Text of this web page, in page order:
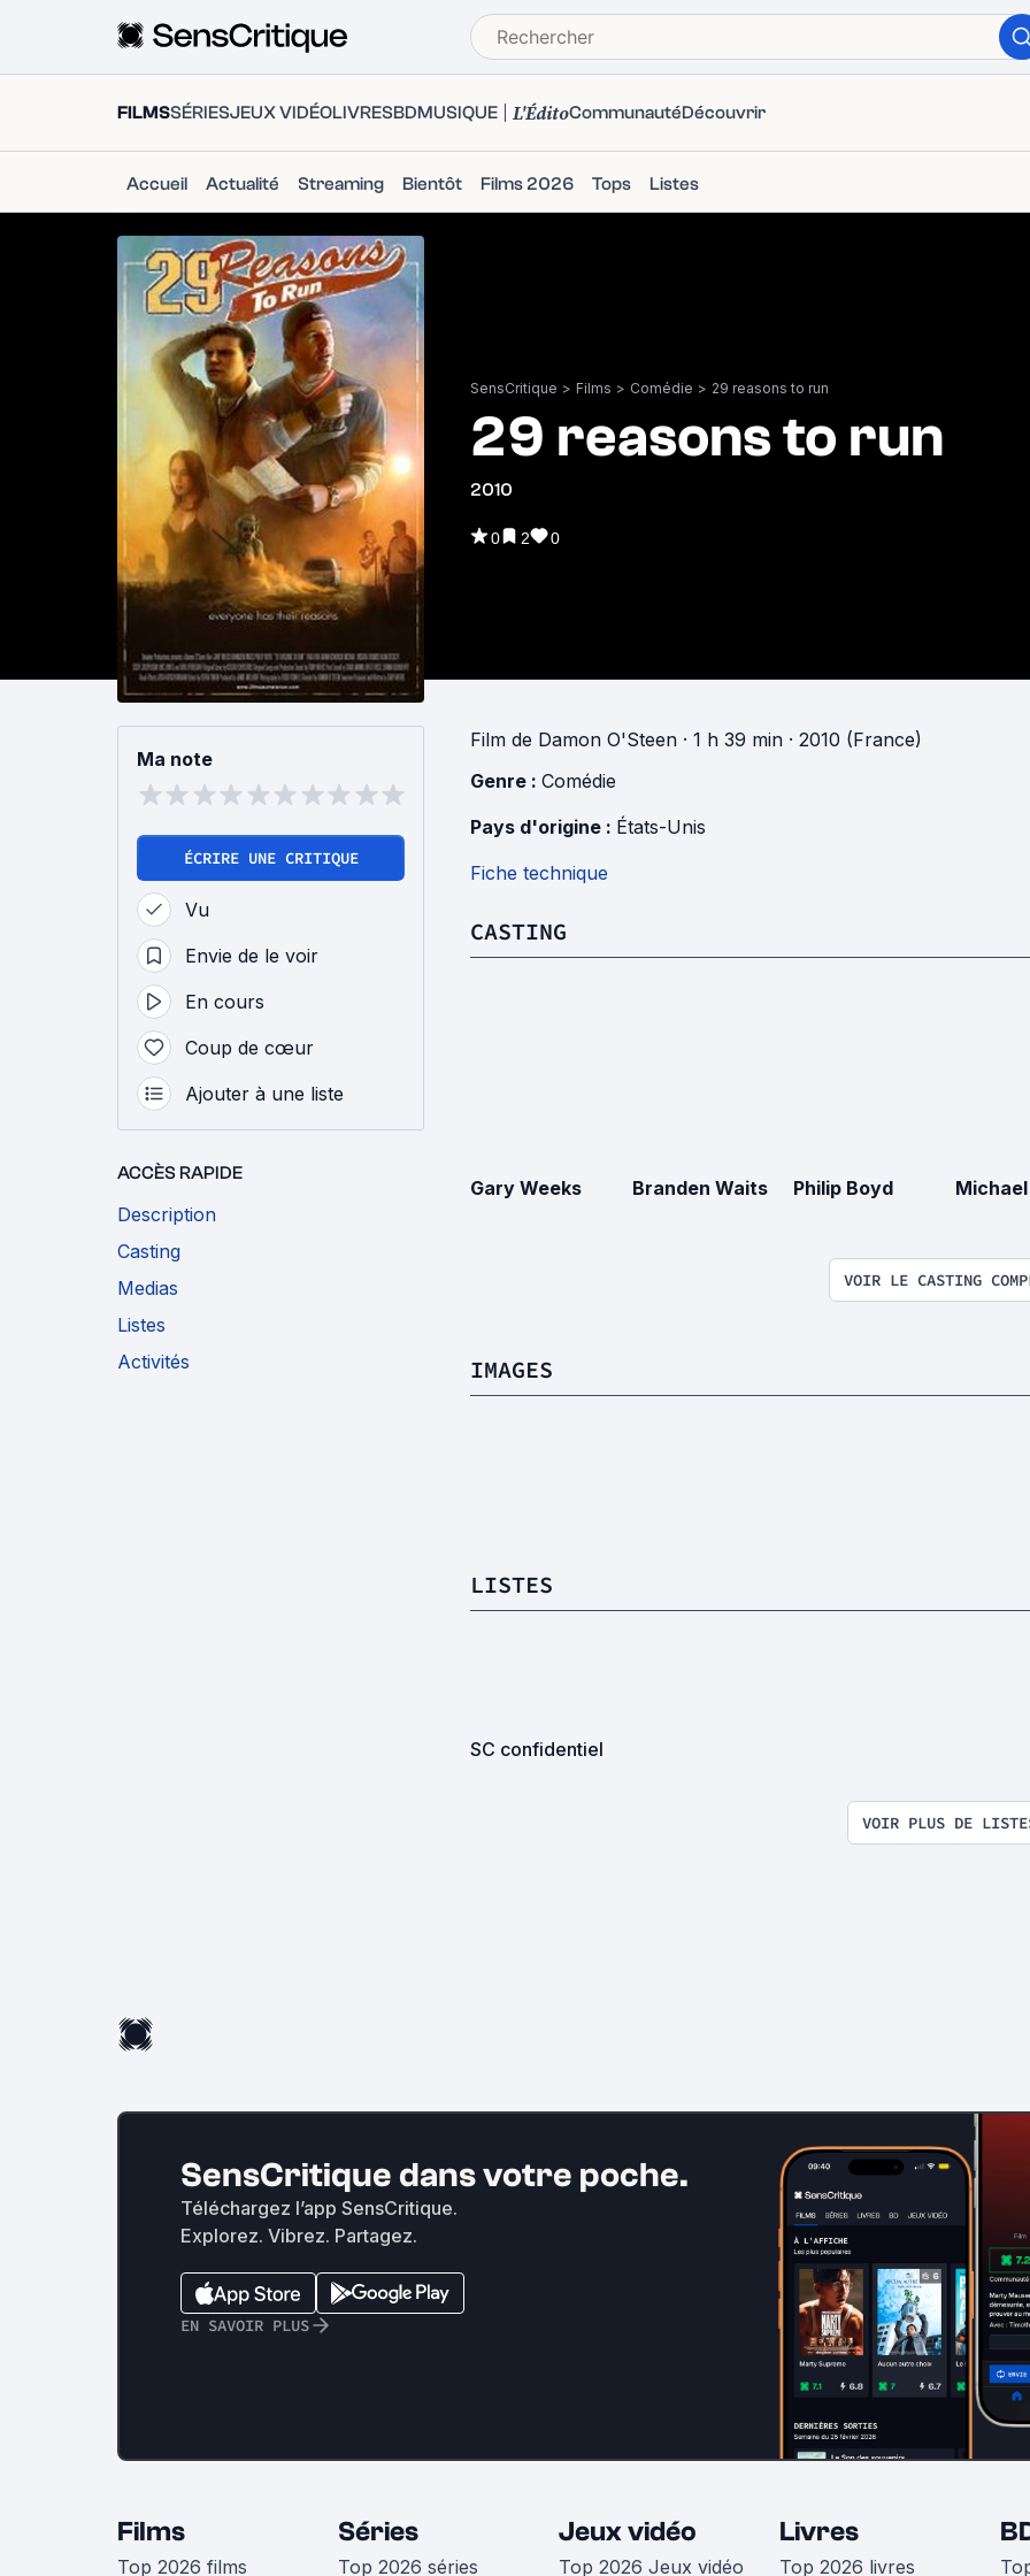
FILMSSÉRIESJEUX VIDÉOLIVRESBDMUSIQUE L'ÉditoCommunautéDécouvrir
Accueil Actualité Streaming Bientôt Films 2026 Tops Listes
SensCritique > Films > Comédie > 29 reasons to run
29 reasons to run
2010
0 2 0
Ma note
ÉCRIRE UNE CRITIQUE
Vu
Envie de le voir
En cours
Coup de cœur
Ajouter à une liste
ACCÈS RAPIDE
Description
Casting
Medias
Listes
Activités
Film de Damon O'Steen · 1 h 39 min · 2010 (France)
Genre : Comédie
Pays d'origine : États-Unis
Fiche technique
CASTING
Gary Weeks Branden Waits Philip Boyd
VOIR LE CASTING
IMAGES
LISTES
SC confidentiel
VOIR PLUS DE
SensCritique dans votre poche.
Téléchargez l’app SensCritique.
Explorez. Vibrez. Partagez.
EN SAVOIR PLUS
Films
Top 2026 films
Séries
Top 2026 séries
Jeux vidéo
Top 2026 Jeux vidéo
Livres
Top 2026 livres